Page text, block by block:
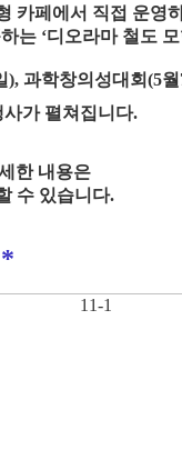
카페에서 직접 운영
는 ‘디오라마 철도
과학창의성대회(5
사가 펼쳐집니다.
한 내용은
수 있습니다.